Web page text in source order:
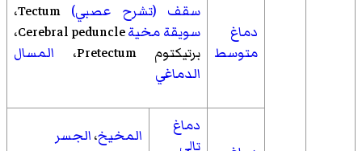
دماغ
متوسط
سقف (تشرح عصبي)
سويقة مخيةCerebral peduncle،
برتيكتوم Pretectum،
المسال
الدماغي
دماغ
تالي
المخيخ،الجسر